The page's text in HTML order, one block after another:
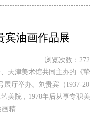
油画作品展
浏览次数：
天津美术馆共同主办的《
厅举办。刘贵宾（1937-
美院，1978年后从事专职
画精